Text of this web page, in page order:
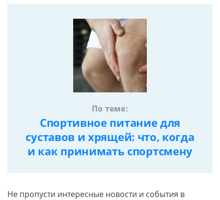
По теме:
Спортивное питание для
суставов и хрящей: что, когда
и как принимать спортсмену
Не пропусти интересные новости и события в